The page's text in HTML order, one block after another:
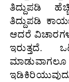
ತಿದ್ದುಪಡಿ
ತಿದ್ದುಪಡಿ
ಆದರೆ ವಿಚಾರಗಳ
ಇರುತ್ತದೆ.